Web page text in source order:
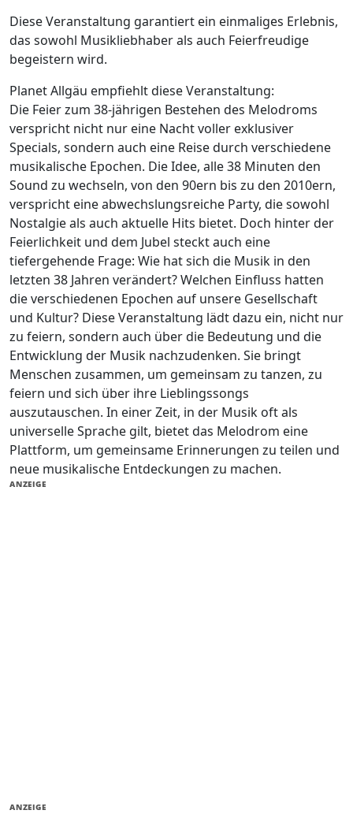
Diese Veranstaltung garantiert ein einmaliges Erlebnis,
das sowohl Musikliebhaber als auch Feierfreudige
begeistern wird.
Planet Allgäu empfiehlt diese Veranstaltung:
Die Feier zum 38-jährigen Bestehen des Melodroms
verspricht nicht nur eine Nacht voller exklusiver
Specials, sondern auch eine Reise durch verschiedene
musikalische Epochen. Die Idee, alle 38 Minuten den
Sound zu wechseln, von den 90ern bis zu den 2010ern,
verspricht eine abwechslungsreiche Party, die sowohl
Nostalgie als auch aktuelle Hits bietet. Doch hinter der
Feierlichkeit und dem Jubel steckt auch eine
tiefergehende Frage: Wie hat sich die Musik in den
letzten 38 Jahren verändert? Welchen Einfluss hatten
die verschiedenen Epochen auf unsere Gesellschaft
und Kultur? Diese Veranstaltung lädt dazu ein, nicht nur
zu feiern, sondern auch über die Bedeutung und die
Entwicklung der Musik nachzudenken. Sie bringt
Menschen zusammen, um gemeinsam zu tanzen, zu
feiern und sich über ihre Lieblingssongs
auszutauschen. In einer Zeit, in der Musik oft als
universelle Sprache gilt, bietet das Melodrom eine
Plattform, um gemeinsame Erinnerungen zu teilen und
neue musikalische Entdeckungen zu machen.
ANZEIGE
ANZEIGE